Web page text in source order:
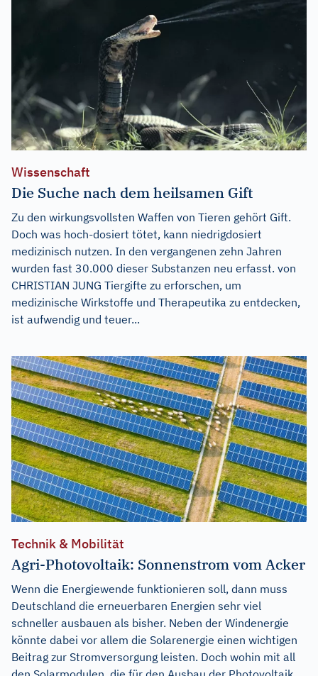
Wissenschaft
Die Suche nach dem heilsamen Gift
Zu den wirkungsvollsten Waffen von Tieren gehört Gift.
Doch was hoch-dosiert tötet, kann niedrigdosiert
medizinisch nutzen. In den vergangenen zehn Jahren
wurden fast 30.000 dieser Substanzen neu erfasst. von
CHRISTIAN JUNG Tiergifte zu erforschen, um
medizinische Wirkstoffe und Therapeutika zu entdecken,
ist aufwendig und teuer...
Technik & Mobilität
Agri-Photovoltaik: Sonnenstrom vom Acker
Wenn die Energiewende funktionieren soll, dann muss
Deutschland die erneuerbaren Energien sehr viel
schneller ausbauen als bisher. Neben der Windenergie
könnte dabei vor allem die Solarenergie einen wichtigen
Beitrag zur Stromversorgung leisten. Doch wohin mit all